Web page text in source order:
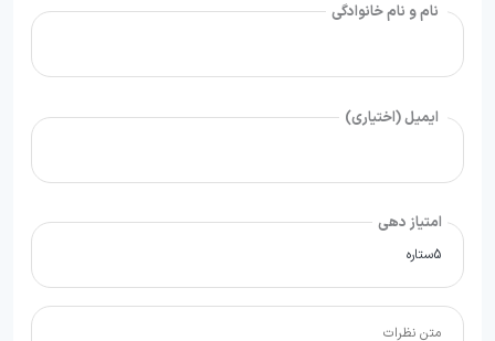
نام و نام خانوادگی
ایمیل (اختیاری)
امتیاز دهی